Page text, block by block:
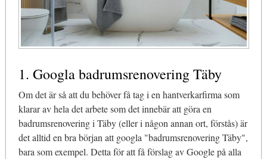
1. Googla badrumsrenovering Täby
Om det är så att du behöver få tag i en hantverkarfirma som
klarar av hela det arbete som det innebär att göra en
badrumsrenovering i Täby (eller i någon annan ort, förstås) är
det alltid en bra början att googla "badrumsrenovering Täby",
bara som exempel. Detta för att få förslag av Google på alla